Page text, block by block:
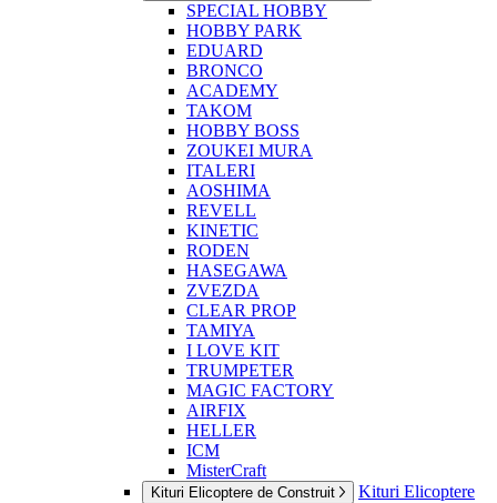
SPECIAL HOBBY
HOBBY PARK
EDUARD
BRONCO
ACADEMY
TAKOM
HOBBY BOSS
ZOUKEI MURA
ITALERI
AOSHIMA
REVELL
KINETIC
RODEN
HASEGAWA
ZVEZDA
CLEAR PROP
TAMIYA
I LOVE KIT
TRUMPETER
MAGIC FACTORY
AIRFIX
HELLER
ICM
MisterCraft
Kituri Elicoptere de Construit
Kituri Elicoptere